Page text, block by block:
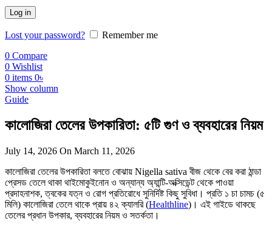
Log in
Lost your password?
Remember me
0 Compare
0 Wishlist
0 items 0৳
Show column
Guide
কালোজিরা তেলের উপকারিতা: ৫টি গুণ ও ব্যবহারের নিয়ম
July 14, 2026 On March 11, 2026
কালোজিরা তেলের উপকারিতা বলতে বোঝায় Nigella sativa বীজ থেকে বের করা ঠান্ডা
প্রেসড তেলে থাকা থাইমোকুইনোন ও অন্যান্য অ্যান্টি-অক্সিডেন্ট থেকে পাওয়া
প্রদাহনাশক, ত্বকের যত্ন ও রোগ প্রতিরোধে সুনির্দিষ্ট কিছু সুবিধা। প্রতি ১ চা চামচ (৫
মিলি) কালোজিরা তেলে থাকে প্রায় ৪২ ক্যালরি (Healthline)। এই গাইডে থাকছে
তেলের প্রধান উপকার, ব্যবহারের নিয়ম ও সতর্কতা।